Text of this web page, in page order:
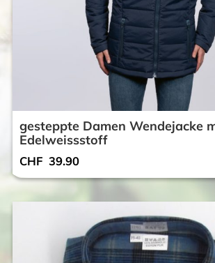
gesteppte Damen Wendejacke
Edelweissstoff
CHF 39.90